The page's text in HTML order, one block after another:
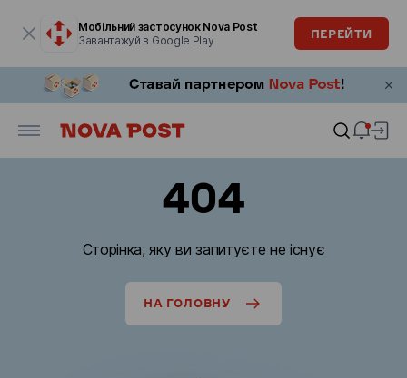
Мобільний застосунок Nova Post
Завантажуй в Google Play
ПЕРЕЙТИ
404
Сторінка, яку ви запитуєте не існує
НА ГОЛОВНУ